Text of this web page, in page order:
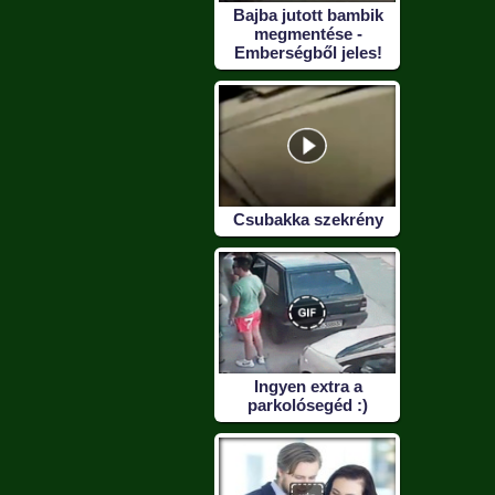
Bajba jutott bambik
megmentése -
Emberségből jeles!
Csubakka szekrény
Ingyen extra a
parkolósegéd :)